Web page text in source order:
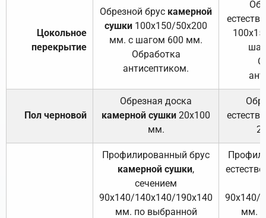
Цокольное
перекрытие
Обрезной брус камерной
сушки 100х150/50х200
мм. с шагом 600 мм.
Обработка
антисептиком.
Пол черновой
Обрезная доска
камерной сушки 20х100
мм.
Профилированный брус
камерной сушки,
сечением
90х140/140х140/190х140
мм. по выбранной
90х140/
мм.